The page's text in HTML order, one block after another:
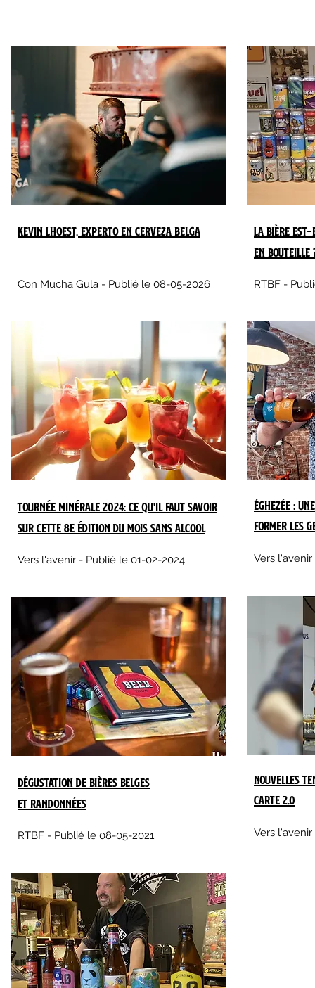
Kevin Lhoest, experto en cerveza Belga
Con Mucha Gula - Publié le 08-05-2026
Tournée Minérale 2024: ce qu'il faut savoir
sur cette 8e édition du mois sans alcool
​Vers l'avenir - Publié le 01-02-2024
​Dégustation de bières belges
et randonnées
RTBF - Publié le 08-05-2021
La bière
en bouteille
RTBF -
Éghezée :
former les
Vers
Nouvelles
carte 2.0
Vers